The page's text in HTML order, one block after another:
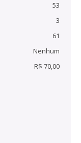
53
3
61
Nenhum
R$ 70,00